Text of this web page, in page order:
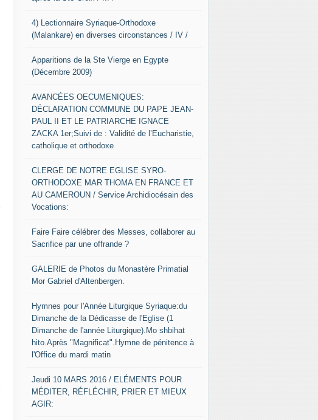
4) Lectionnaire Syriaque-Orthodoxe
(Malankare) en diverses circonstances / IV /
Apparitions de la Ste Vierge en Egypte
(Décembre 2009)
AVANCÉES OECUMENIQUES:
DÉCLARATION COMMUNE DU PAPE JEAN-
PAUL II ET LE PATRIARCHE IGNACE
ZACKA 1er;Suivi de : Validité de l’Eucharistie,
catholique et orthodoxe
CLERGE DE NOTRE EGLISE SYRO-
ORTHODOXE MAR THOMA EN FRANCE ET
AU CAMEROUN / Service Archidiocésain des
Vocations:
Faire Faire célébrer des Messes, collaborer au
Sacrifice par une offrande ?
GALERIE de Photos du Monastère Primatial
Mor Gabriel d'Altenbergen.
Hymnes pour l'Année Liturgique Syriaque:du
Dimanche de la Dédicasse de l'Eglise (1
Dimanche de l'année Liturgique).Mo shbihat
hito.Après "Magnificat".Hymne de pénitence à
l'Office du mardi matin
Jeudi 10 MARS 2016 / ELÉMENTS POUR
MÉDITER, RÉFLÉCHIR, PRIER ET MIEUX
AGIR: